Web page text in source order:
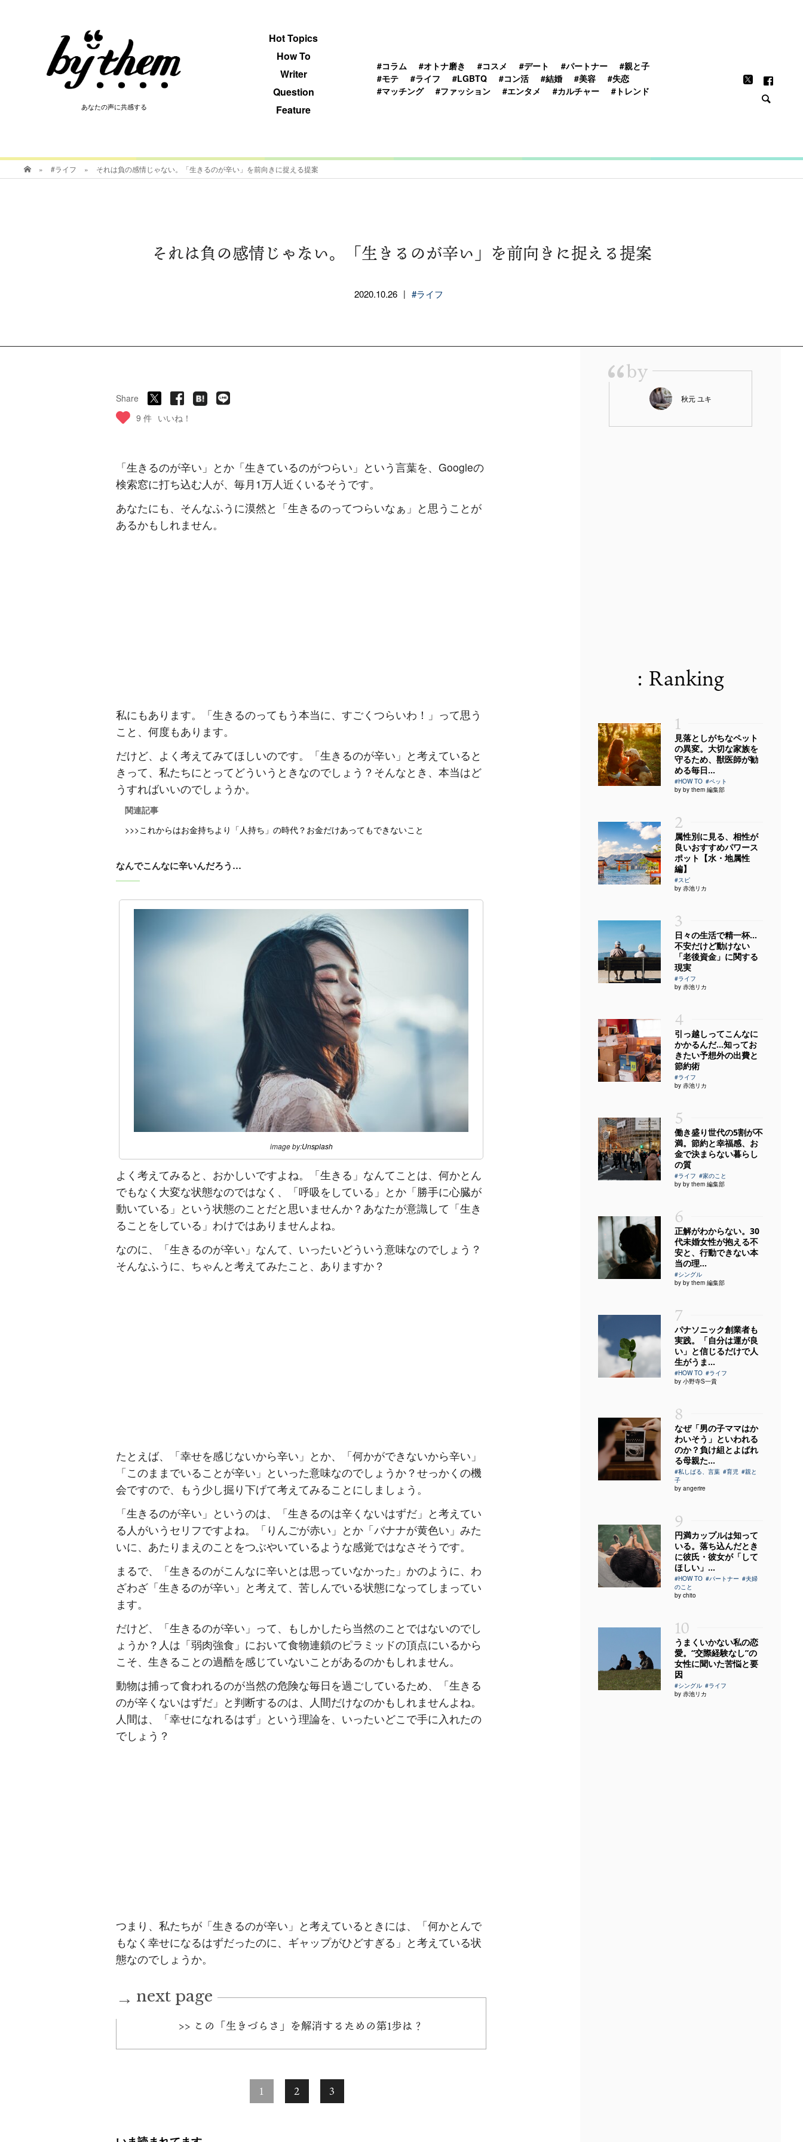
あなたの声に共感する
Hot Topics
How To
Writer
Question
Feature
#コラム #オトナ磨き #コスメ #デート #パートナー
#親と子
#モテ
#ライフ #LGBTQ #コン活 #結婚 #美容
#失恋
#マッチング
#ファッション #エンタメ #カルチャー #トレンド
あなたの声に共感する
» #ライフ » それは負の感情じゃない。「生きるのが辛い」を前向きに捉える提案
それは負の感情じゃない。「生きるのが辛い」を前向きに捉える提案
2020.10.26 | #ライフ
Share
9 件 いいね！
「生きるのが辛い」とか「生きているのがつらい」という言葉を、Googleの
検索窓に打ち込む人が、毎月1万人近くいるそうです。
あなたにも、そんなふうに漠然と「生きるのってつらいなぁ」と思うことが
あるかもしれません。
私にもあります。「生きるのってもう本当に、すごくつらいわ！」って思う
こと、何度もあります。
だけど、よく考えてみてほしいのです。「生きるのが辛い」と考えていると
きって、私たちにとってどういうときなのでしょう？そんなとき、本当はど
うすればいいのでしょうか。
関連記事
>>>これからはお金持ちより「人持ち」の時代？お金だけあってもできないこと
なんでこんなに辛いんだろう…
image by:Unsplash
よく考えてみると、おかしいですよね。「生きる」なんてことは、何かとん
でもなく大変な状態なのではなく、「呼吸をしている」とか「勝手に心臓が
動いている」という状態のことだと思いませんか？あなたが意識して「生き
ることをしている」わけではありませんよね。
なのに、「生きるのが辛い」なんて、いったいどういう意味なのでしょう？
そんなふうに、ちゃんと考えてみたこと、ありますか？
たとえば、「幸せを感じないから辛い」とか、「何かができないから辛い」
「このままでいることが辛い」といった意味なのでしょうか？せっかくの機
会ですので、もう少し掘り下げて考えてみることにしましょう。
「生きるのが辛い」というのは、「生きるのは辛くないはずだ」と考えてい
る人がいうセリフですよね。「りんごが赤い」とか「バナナが黄色い」みた
いに、あたりまえのことをつぶやいているような感覚ではなさそうです。
まるで、「生きるのがこんなに辛いとは思っていなかった」かのように、わ
ざわざ「生きるのが辛い」と考えて、苦しんでいる状態になってしまってい
ます。
だけど、「生きるのが辛い」って、もしかしたら当然のことではないのでし
ょうか？人は「弱肉強食」において食物連鎖のピラミッドの頂点にいるから
こそ、生きることの過酷を感じていないことがあるのかもしれません。
動物は捕って食われるのが当然の危険な毎日を過ごしているため、「生きる
のが辛くないはずだ」と判断するのは、人間だけなのかもしれませんよね。
人間は、「幸せになれるはず」という理論を、いったいどこで手に入れたの
でしょう？
つまり、私たちが「生きるのが辛い」と考えているときには、「何かとんで
もなく幸せになるはずだったのに、ギャップがひどすぎる」と考えている状
態なのでしょうか。
→ next page
>> この「生きづらさ」を解消するための第1歩は？
1 2 3
“by
秋元 ユキ
: Ranking
1
見落としがちなペット
の異変。大切な家族を
守るため、獣医師が勧
める毎日...
#HOW TO #ペット
by by them 編集部
2
属性別に見る、相性が
良いおすすめパワース
ポット【水・地属性
編】
#スピ
by 赤池リカ
3
日々の生活で精一杯…
不安だけど動けない
「老後資金」に関する
現実
#ライフ
by 赤池リカ
4
引っ越しってこんなに
かかるんだ…知ってお
きたい予想外の出費と
節約術
#ライフ
by 赤池リカ
5
働き盛り世代の5割が不
満。節約と幸福感、お
金で決まらない暮らし
の質
#ライフ #家のこと
by by them 編集部
6
正解がわからない。30
代未婚女性が抱える不
安と、行動できない本
当の理...
#シングル
by by them 編集部
7
パナソニック創業者も
実践。「自分は運が良
い」と信じるだけで人
生がうま...
#HOW TO #ライフ
by 小野寺S一貴
8
なぜ「男の子ママはか
わいそう」といわれる
のか？負け組とよばれ
る母親た...
#私しばる、言葉 #育児 #親と
子
by angerire
9
円満カップルは知って
いる。落ち込んだとき
に彼氏・彼女が「して
ほしい」...
#HOW TO #パートナー #夫婦
のこと
by chito
10
うまくいかない私の恋
愛。“交際経験なし”の
女性に聞いた苦悩と要
因
#シングル #ライフ
by 赤池リカ